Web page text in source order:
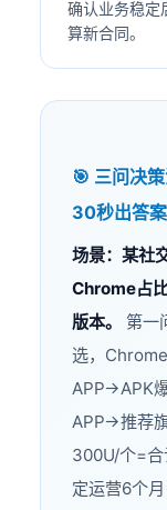
确认业务稳
算新合同。
🎯 三问决
30秒出答案
场景：某社
Chrome占
版本。
第一
选，
APP→APK
APP→推荐
300U/个=合
定运营6个